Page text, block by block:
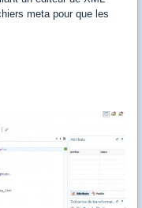
meta pour que les